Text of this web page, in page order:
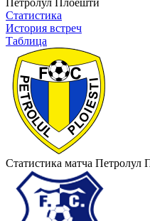
Петролул Плоешти
Статистика
История встреч
Таблица
Статистика матча Петролул